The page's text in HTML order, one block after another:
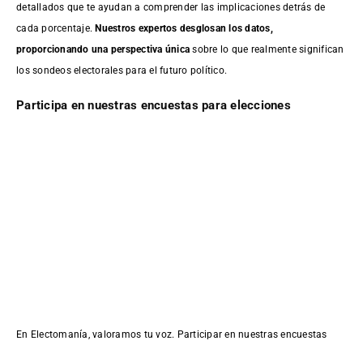
detallados que te ayudan a comprender las implicaciones detrás de
cada porcentaje.Nuestros expertos desglosan los datos,
proporcionando una perspectiva única sobre lo que realmente significan
los sondeos electorales para el futuro político.
Participa en nuestras encuestas para elecciones
En Electomanía, valoramos tu voz. Participar en nuestras encuestas